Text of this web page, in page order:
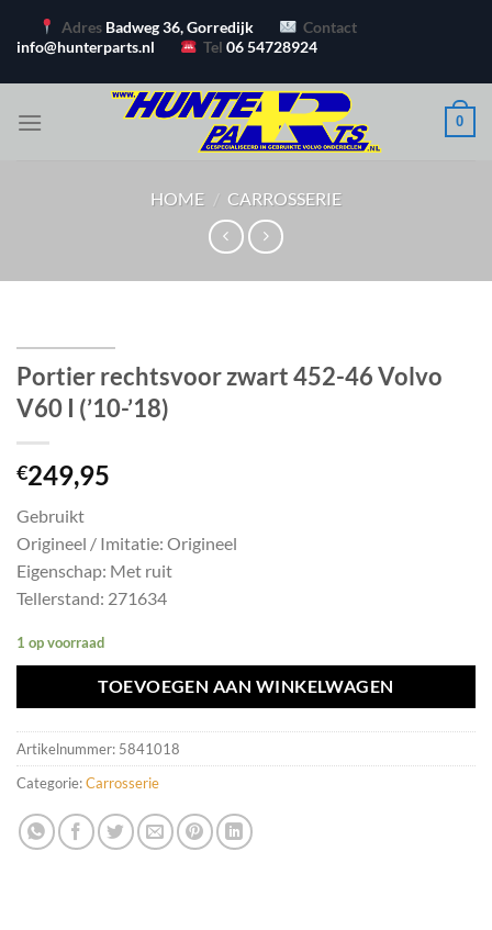
naar
Adres Badweg 36, Gorredijk
Contact
info@hunterparts.nl
Tel06 54728924
0
HOME / CARROSSERIE
Portier rechtsvoor zwart 452-46 Volvo
V60 I (’10-’18)
€249,95
Gebruikt
Origineel / Imitatie: Origineel
Eigenschap: Met ruit
Tellerstand: 271634
1 op voorraad
TOEVOEGEN AAN WINKELWAGEN
Artikelnummer: 5841018
Categorie:Carrosserie